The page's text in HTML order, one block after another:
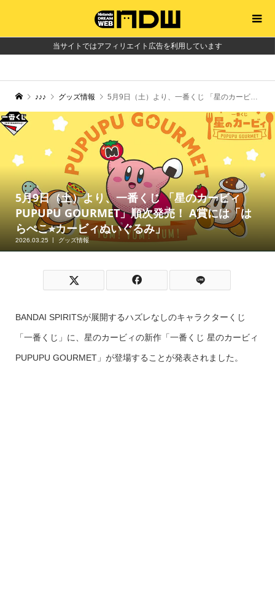
当サイトではアフィリエイト広告を利用しています
♪♪♪ グッズ情報 5月9日（土）より、一番くじ 「星のカービィ PUPUPU GOURMET」順次発売！ A賞には「はらぺこ⭐︎カービィぬいぐるみ」
5月9日（土）より、一番くじ 「星のカービィ
PUPUPU GOURMET」順次発売！ A賞には「は
らぺこ⭐︎カービィぬいぐるみ」
2026.03.25 グッズ情報
BANDAI SPIRITSが展開するハズレなしのキャラクターくじ
「一番くじ」に、星のカービィの新作「一番くじ 星のカービィ
PUPUPU GOURMET」が登場することが発表されました。